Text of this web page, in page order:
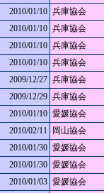
2010/01/10 兵庫協会
2010/01/10 兵庫協会
2010/01/10 兵庫協会
2010/01/10 兵庫協会
2009/12/27 兵庫協会
2009/12/29 兵庫協会
2010/01/10 愛媛協会
2010/02/11
岡山協会
2010/01/30 愛媛協会
2010/01/30 愛媛協会
2010/01/03 愛媛協会